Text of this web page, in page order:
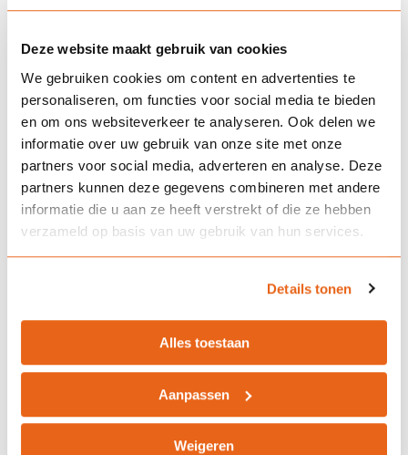
Deze website maakt gebruik van cookies
We gebruiken cookies om content en advertenties te
personaliseren, om functies voor social media te bieden
en om ons websiteverkeer te analyseren. Ook delen we
informatie over uw gebruik van onze site met onze
partners voor social media, adverteren en analyse. Deze
partners kunnen deze gegevens combineren met andere
informatie die u aan ze heeft verstrekt of die ze hebben
verzameld op basis van uw gebruik van hun services.
Details tonen
Alles toestaan
Aanpassen
Weigeren
bezittingenverzekering en een
Is een taxatie verplicht?
Geldt de verzekering ook
buitenshuis?
Wat gebeurt er bij schade of
Kan ik meerdere spullen